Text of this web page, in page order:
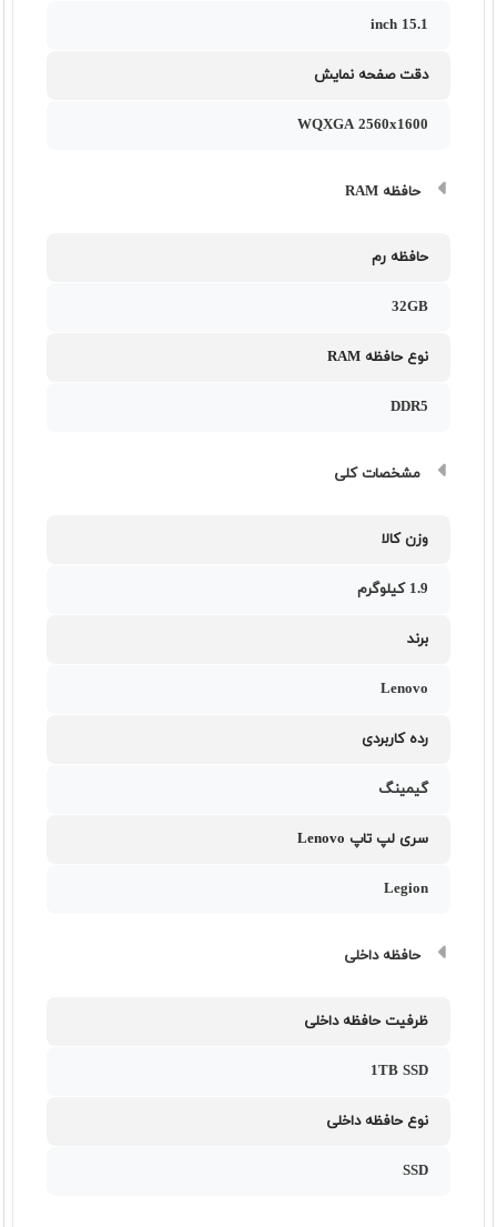
15.1 inch
دقت صفحه نمایش
WQXGA 2560x1600
حافظه RAM
حافظه رم
32GB
نوع حافظه RAM
DDR5
مشخصات کلی
وزن کالا
1.9 کیلوگرم
برند
Lenovo
رده کاربردی
گیمینگ
سری لپ تاپ Lenovo
Legion
حافظه داخلی
ظرفیت حافظه داخلی
1TB SSD
نوع حافظه داخلی
SSD